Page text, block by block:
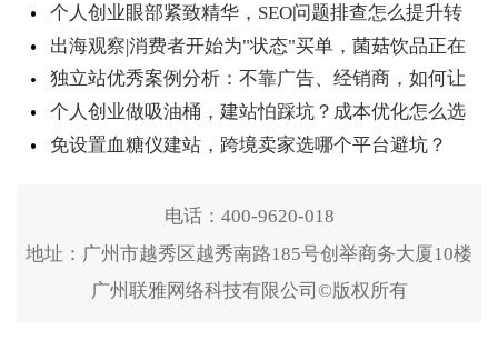
个人创业眼部紧致精华，SEO问题排查怎么提升转
化？出海观察|消费者开始为"状态"买单，菌菇饮品正在
进入日常化阶段
独立站优秀案例分析：不靠广告、经销商，如何让
企业为一个背景板支付溢价？
个人创业做吸油桶，建站怕踩坑？成本优化怎么选
免设置血糖仪建站，跨境卖家选哪个平台避坑？
电话： 400-9620-018
地址：广州市越秀区越秀南路185号创举商务大厦10楼
广州联雅网络科技有限公司©版权所有